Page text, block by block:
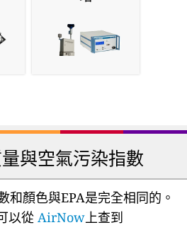
與空氣污染指數
和顏色與EPA是完全相同的。
以從 AirNow 上查到